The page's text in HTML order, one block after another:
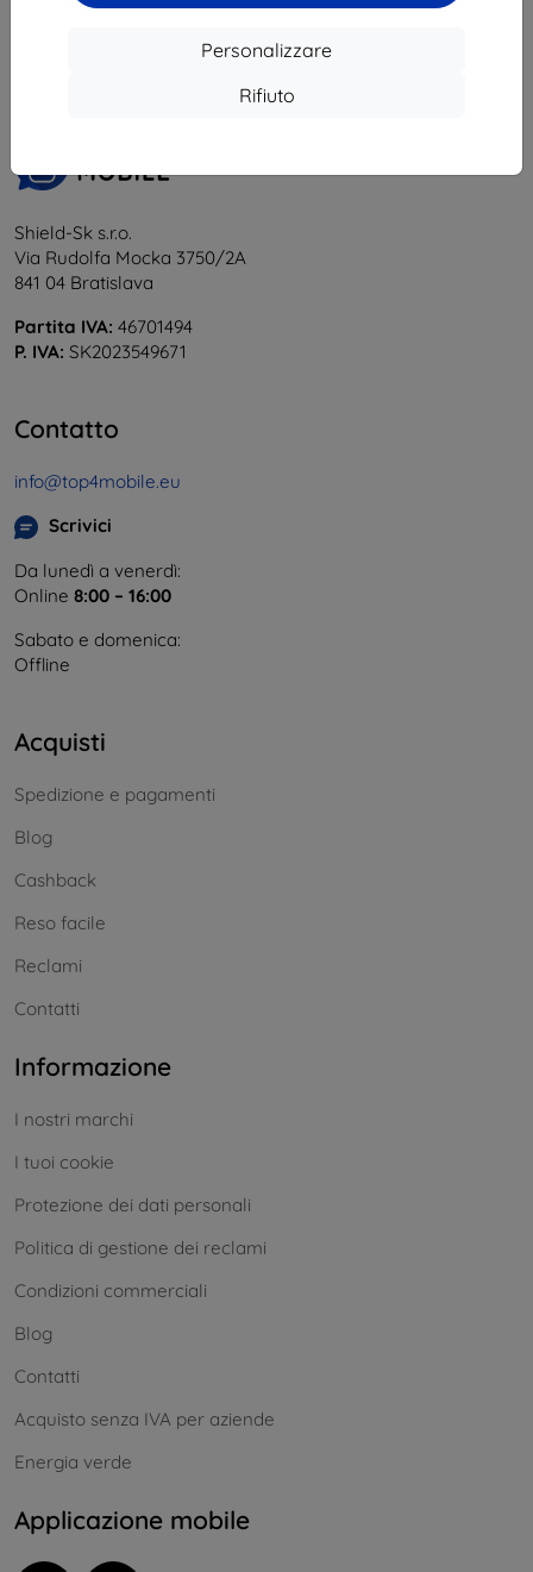
Personalizzare
Rifiuto
Shield-Sk s.r.o.
Via Rudolfa Mocka 3750/2A
841 04 Bratislava
Partita IVA: 46701494
P. IVA: SK2023549671
Contatto
info@top4mobile.eu
Scrivici
Da lunedì a venerdì:
Online 8:00 – 16:00
Sabato e domenica:
Offline
Acquisti
Spedizione e pagamenti
Blog
Cashback
Reso facile
Reclami
Contatti
Informazione
I nostri marchi
I tuoi cookie
Protezione dei dati personali
Politica di gestione dei reclami
Condizioni commerciali
Blog
Contatti
Acquisto senza IVA per aziende
Energia verde
Applicazione mobile